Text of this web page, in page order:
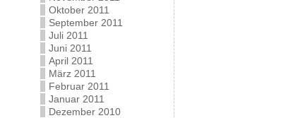
Oktober 2011
September 2011
Juli 2011
Juni 2011
April 2011
März 2011
Februar 2011
Januar 2011
Dezember 2010